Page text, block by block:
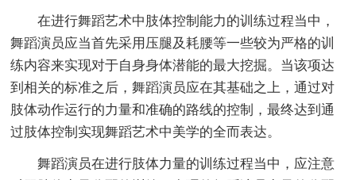
在进行舞蹈艺术中肢体控制能力的训练过程当中，
舞蹈演员应当首先采用压腿及耗腰等一些较为严格的训
练内容来实现对于自身身体潜能的最大挖掘。当该项达
到相关的标准之后，舞蹈演员应在其基础之上，通过对
肢体动作运行的力量和准确的路线的控制，最终达到通
过肢体控制实现舞蹈艺术中美学的全而表达。
舞蹈演员在进行肢体力量的训练过程当中，应注意